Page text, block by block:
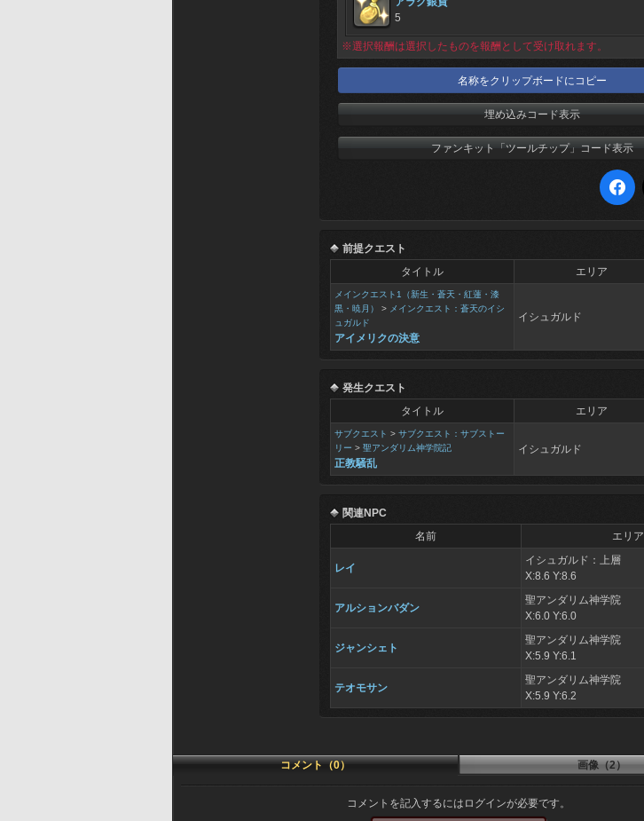
5
※選択報酬は選択したものを報酬として受け取れます。
名称をクリップボードにコピー
埋め込みコード表示
ファンキット「ツールチップ」コード表示
前提クエスト
タイトル
エリア
メインクエスト1（新生・蒼天・紅蓮・漆
黒・暁月）
> メインクエスト：蒼天のイシ
ュガルド
アイメリクの決意
イシュガルド
発生クエスト
タイトル
エリア
サブクエスト > サブクエスト：サブストー
リー > 聖アンダリム神学院記
正教騒乱
イシュガルド
関連NPC
名前
エリア
レイ
イシュガルド：上層
X:8.6 Y:8.6
アルションバダン
聖アンダリム神学院
X:6.0 Y:6.0
ジャンシェト
聖アンダリム神学院
X:5.9 Y:6.1
テオモサン
聖アンダリム神学院
X:5.9 Y:6.2
コメント（0） 画像（2）
コメントを記入するにはログインが必要です。